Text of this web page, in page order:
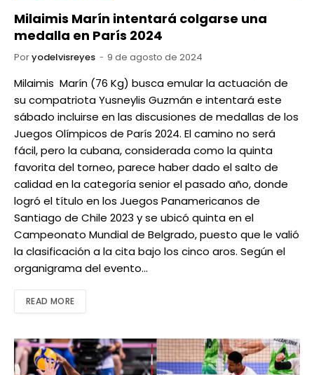
Milaimis Marín intentará colgarse una
medalla en París 2024
Poryodelvisreyes 9 de agosto de 2024
Milaimis Marín (76 Kg) busca emular la actuación de
su compatriota Yusneylis Guzmán e intentará este
sábado incluirse en las discusiones de medallas de los
Juegos Olímpicos de París 2024. El camino no será
fácil, pero la cubana, considerada como la quinta
favorita del torneo, parece haber dado el salto de
calidad en la categoría senior el pasado año, donde
logró el título en los Juegos Panamericanos de
Santiago de Chile 2023 y se ubicó quinta en el
Campeonato Mundial de Belgrado, puesto que le valió
la clasificación a la cita bajo los cinco aros. Según el
organigrama del evento…
READ MORE